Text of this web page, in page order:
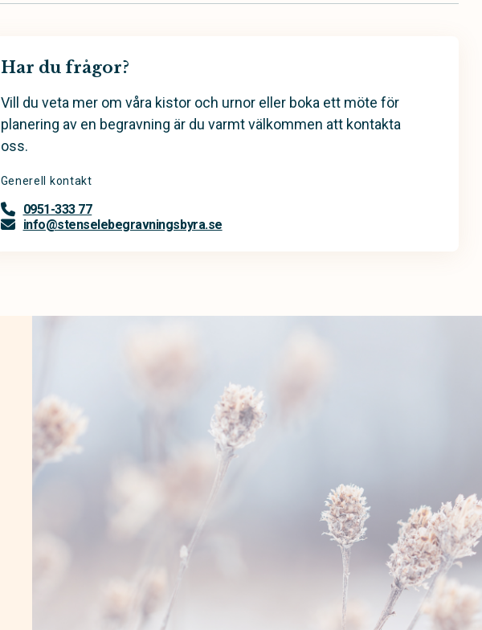
Har du frågor?
Vill du veta mer om våra kistor och urnor eller boka ett möte för
planering av en begravning är du varmt välkommen att kontakta
oss.
Generell kontakt
0951-333 77
info@stenselebegravningsbyra.se